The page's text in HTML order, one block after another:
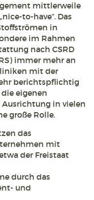
mittlerweile
to-have“. Das
in
im Rahmen
nach CSRD
immer mehr an
mit der
berichtspflichtig
eigenen
in vielen
große Rolle.
das
mit
der Freistaat
durch das
und